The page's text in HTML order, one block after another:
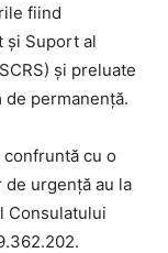
fiind
și Suport al
și preluate
permanență.
cu o
urgență au la
Consulatului